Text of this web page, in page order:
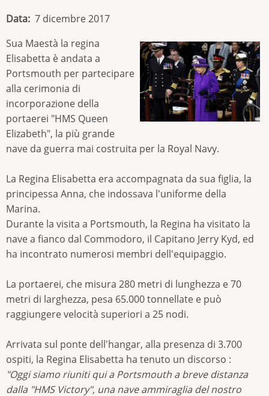
Data 7 dicembre 2017
Sua Maestà la regina
Elisabetta è andata a
Portsmouth per partecipare
alla cerimonia di
incorporazione della
portaerei "HMS Queen
Elizabeth", la più grande
nave da guerra mai costruita per la Royal Navy.
La Regina Elisabetta era accompagnata da sua figlia, la
principessa Anna, che indossava l'uniforme della
Marina.
Durante la visita a Portsmouth, la Regina ha visitato la
nave a fianco dal Commodoro, il Capitano Jerry Kyd, ed
ha incontrato numerosi membri dell'equipaggio.
La portaerei, che misura 280 metri di lunghezza e 70
metri di larghezza, pesa 65.000 tonnellate e può
raggiungere velocità superiori a 25 nodi.
Arrivata sul ponte dell'hangar, alla presenza di 3.700
ospiti, la Regina Elisabetta ha tenuto un discorso :
"Oggi siamo riuniti qui a Portsmouth a breve distanza
dalla "HMS Victory", una nave ammiraglia del nostro